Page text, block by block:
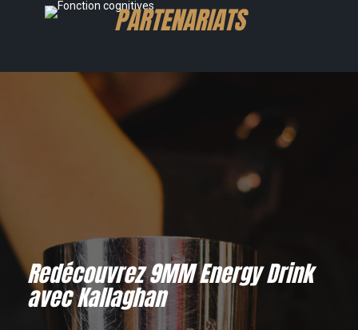
PARTENARIATS
Redécouvrez 9MM Energy Drink
avec Kallaghan